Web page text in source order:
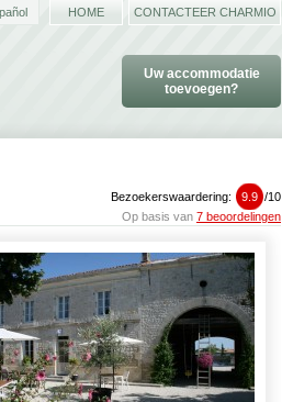
Uw accommodatie
toevoegen?
HOME CONTACTEER CHARMIO
Bezoekerswaardering: 9.9 /10
Op basis van 7 beoordelingen